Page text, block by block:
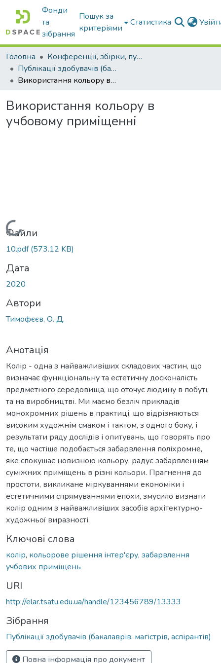
Фонди
та
зібрання
Пошук за
критеріями
Статистика
Головна
Конференції, збірки, публікації молодих вчених і здобувачів : магістрів, бакалаврів, аспірантів.
Публікації здобувачів (бакалаврів. магістрів, аспірантів)
Використання кольору в учбовому приміщенні
Використання кольору в
учбовому приміщенні
Вантажиться...
Файли
10.pdf(573.12 KB)
Дата
2020
Автори
Тимофєєв, О. Д.
Анотація
Колір - одна з найважливіших складових частин, що
визначає функціональну та естетичну досконалість
предметного середовища, що оточує людину в побуті,
та на виробництві. Ми маємо безліч прикладів
монохромних рішень в практиці, що відрізняються
високим художнім смаком і тактом, з одного боку, і
результати ряду дослідів і опитувань, що говорять про
те, що частіше подобається забарвлення поліхромне,
яке спокушає новизною кольору, радує забарвленням
суміжних приміщень в різні кольори. Прагнення до
простоти, викликане міркуваннями економіки і
естетичними спрямуваннями епохи, змусило визнати
колір одним з найважливіших засобів архітектурно-
художньої виразності.
Ключові слова
колір, кольорове рішення інтер'єру, забарвлення
учбових приміщень
URI
http://elar.tsatu.edu.ua/handle/123456789/13333
Зібрання
Публікації здобувачів (бакалаврів. магістрів, аспірантів)
Повна інформація про документ